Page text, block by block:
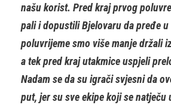
našu korist. Pred kraj prvog
pali i dopustili Bjelovaru da pređe
poluvrijeme smo više manje držali
a tek pred kraj utakmice uspjeli
Nadam se da su igrači svjesni da
put, jer su sve ekipe koji se natječu